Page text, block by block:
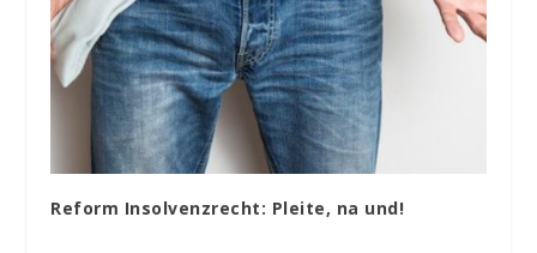
Reform Insolvenzrecht: Pleite, na und!